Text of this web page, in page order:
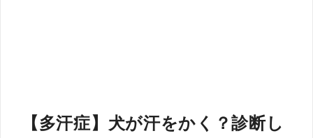
【多汗症】犬が汗をかく？診断し